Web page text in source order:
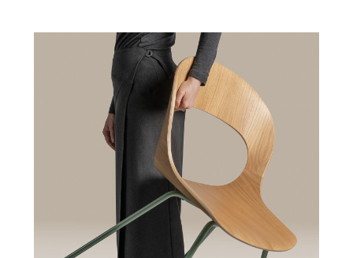
PRODUKTY
Křeslo Flexi Lounge - LD Seating
ČLÁNKY